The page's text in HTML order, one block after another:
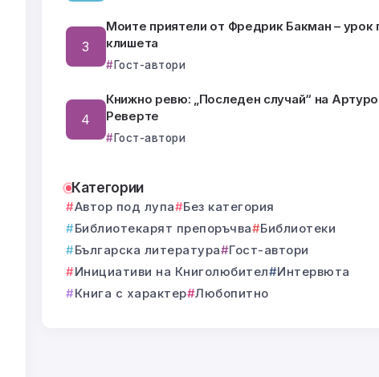
Моите приятели от Фредрик Бакман – урок
клишета
Гост-автори
Книжно ревю: „Последен случай“ на
Реверте
Гост-автори
Категории
Автор под лупа
Без категория
Библиотекарят препоръчва
Библиотеки
Българска литература
Гост-автори
Инициативи на Книголюбител
Интервюта
Книга с характер Любопитно